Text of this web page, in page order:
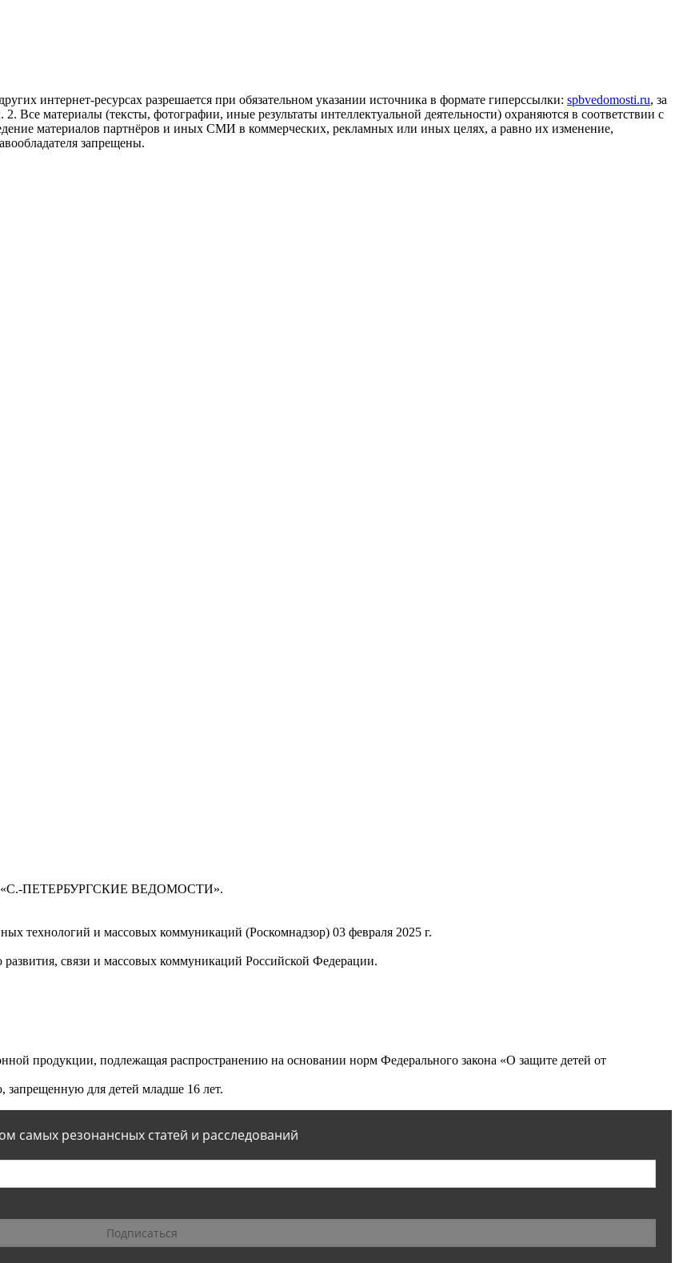
интернет-ресурсах разрешается при обязательном указании источника в формате гиперссылки: spbvedomosti.ru, за
2. Все материалы (тексты, фотографии, иные результаты интеллектуальной деятельности) охраняются в соответствии с
материалов партнёров и иных СМИ в коммерческих, рекламных или иных целях, а равно их изменение,
запрещены.
ПЕТЕРБУРГСКИЕ ВЕДОМОСТИ».
технологий и массовых коммуникаций (Роскомнадзор) 03 февраля 2025 г.
связи и массовых коммуникаций Российской Федерации.
продукции, подлежащая распространению на основании норм Федерального закона «О защите детей от
запрещенную для детей младше 16 лет.
самых резонансных статей и расследований